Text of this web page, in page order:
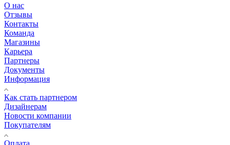
О нас
Отзывы
Контакты
Команда
Магазины
Карьера
Партнеры
Документы
Информация
Как стать партнером
Дизайнерам
Новости компании
Покупателям
Оплата